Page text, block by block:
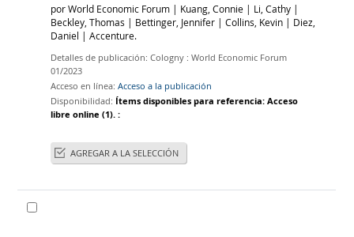
porWorld Economic Forum | Kuang, Connie | Li, Cathy |
Beckley, Thomas | Bettinger, Jennifer |Collins, Kevin | Diez,
Daniel |Accenture.
Detalles de publicación:Cologny : World Economic Forum
01/2023
Acceso en línea:Acceso a la publicación
Disponibilidad: Ítems disponibles para referencia:Acceso
libre online (1).:
AGREGAR A LA SELECCIÓN